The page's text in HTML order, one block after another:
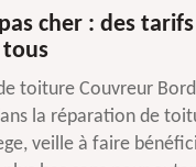
cher : des
toiture Couvreur
la réparation de
veille à faire